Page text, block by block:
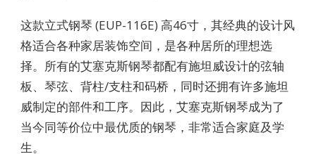
这款立式钢琴 (EUP-116E) 高46寸，其经典的设计风
格适合各种家居装饰空间，是各种居所的理想选
择。所有的艾塞克斯钢琴都配有施坦威设计的弦轴
板、琴弦、背柱/支柱和码桥，同时还拥有许多施坦
威制定的部件和工序。因此，艾塞克斯钢琴成为了
当今同等价位中最优质的钢琴，非常适合家庭及学
生。